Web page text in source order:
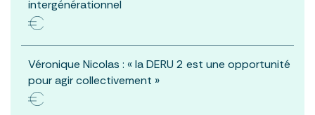
intergénérationnel
Véronique Nicolas : « la DERU 2 est une opportunité
pour agir collectivement »